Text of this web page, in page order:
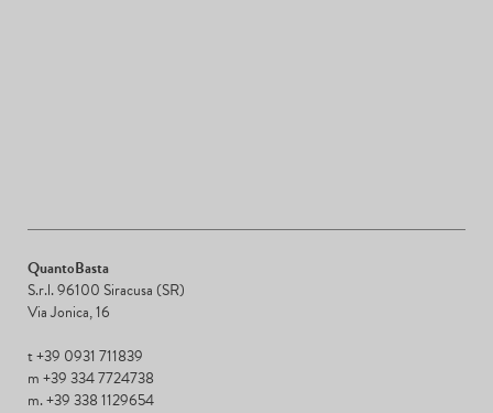
QuantoBasta
S.r.l. 96100 Siracusa (SR)
Via Jonica, 16
t +39 0931 711839
m +39 334 7724738
m. +39 338 1129654